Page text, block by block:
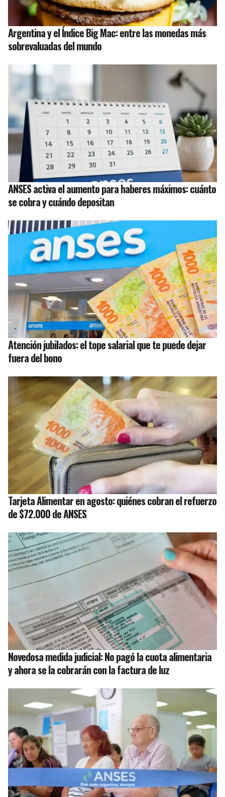
Argentina y el Índice Big Mac: entre las monedas más
sobrevaluadas del mundo
ANSES activa el aumento para haberes máximos: cuánto
se cobra y cuándo depositan
Atención jubilados: el tope salarial que te puede dejar
fuera del bono
Tarjeta Alimentar en agosto: quiénes cobran el refuerzo
de $72.000 de ANSES
Novedosa medida judicial: No pagó la cuota alimentaria
y ahora se la cobrarán con la factura de luz